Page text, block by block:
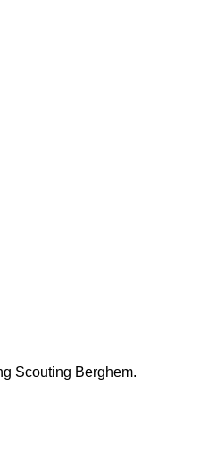
Scouting Berghem.